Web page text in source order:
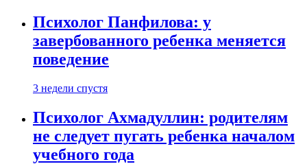
Психолог Панфилова: у
завербованного ребенка меняется
поведение
3 недели спустя
Психолог Ахмадуллин: родителям
не следует пугать ребенка началом
учебного года